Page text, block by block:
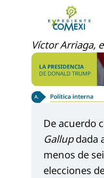
Víctor Arriaga,
Gallup dada
menos de
elecciones